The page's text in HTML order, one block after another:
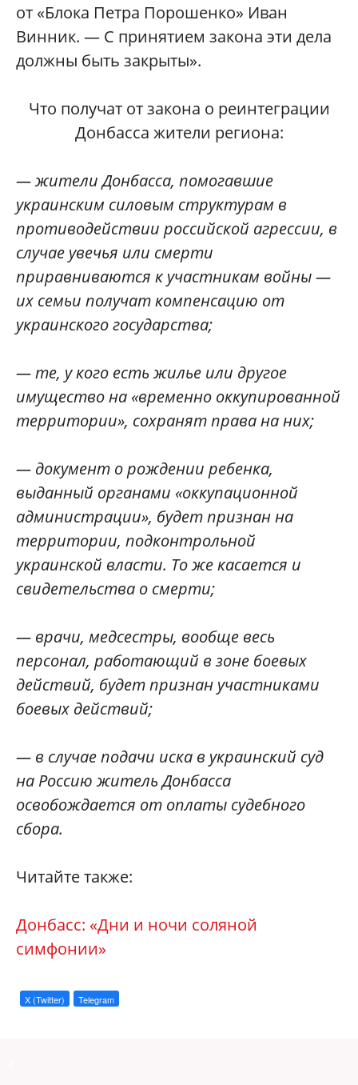
от «Блока Петра Порошенко» Иван
Винник. — С принятием закона эти дела
должны быть закрыты».
Что получат от закона о реинтеграции
Донбасса жители региона:
— жители Донбасса, помогавшие
украинским силовым структурам в
противодействии российской агрессии, в
случае увечья или смерти
приравниваются к участникам войны —
их семьи получат компенсацию от
украинского государства;
— те, у кого есть жилье или другое
имущество на «временно оккупированной
территории», сохранят права на них;
— документ о рождении ребенка,
выданный органами «оккупационной
администрации», будет признан на
территории, подконтрольной
украинской власти. То же касается и
свидетельства о смерти;
— врачи, медсестры, вообще весь
персонал, работающий в зоне боевых
действий, будет признан участниками
боевых действий;
— в случае подачи иска в украинский суд
на Россию житель Донбасса
освобождается от оплаты судебного
сбора.
Читайте также:
Донбасс: «Дни и ночи соляной
симфонии»
X (Twitter) Telegram